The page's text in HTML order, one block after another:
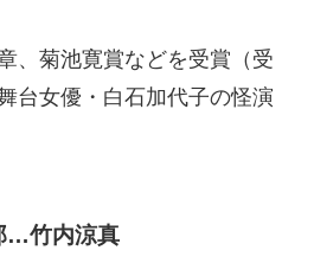
、菊池寛賞などを受賞（受
台女優・白石加代子の怪演
…竹内涼真